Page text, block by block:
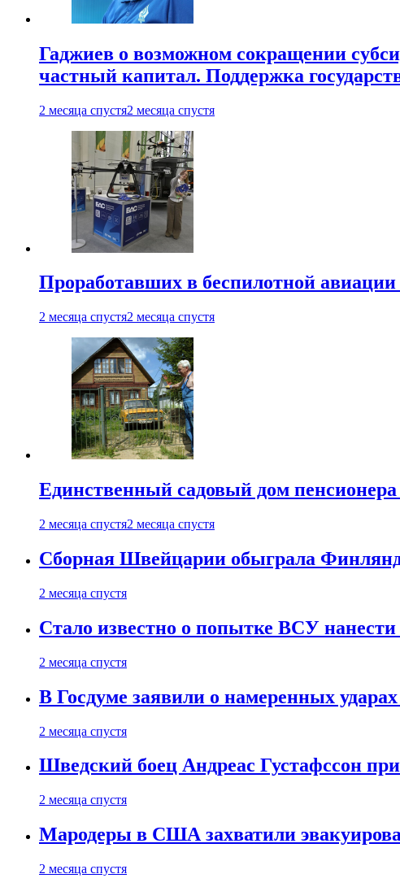
Гаджиев о возможном сокращении
частный капитал. Поддержка
2 месяца спустя2 месяца спустя
Проработавших в беспилотной авиации
2 месяца спустя2 месяца спустя
Единственный садовый дом
2 месяца спустя2 месяца спустя
Сборная Швейцарии обыграла
2 месяца спустя
Стало известно о попытке ВСУ
2 месяца спустя
В Госдуме заявили о намеренных
2 месяца спустя
Шведский боец Андреас Густафссон
2 месяца спустя
Мародеры в США захватили
2 месяца спустя